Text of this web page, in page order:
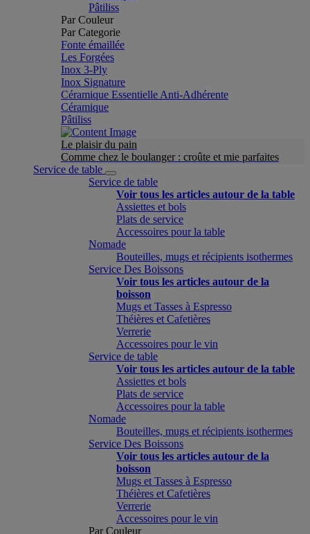
Pâtiliss
Par Couleur
Par Categorie
Fonte émaillée
Les Forgées
Inox 3-Ply
Inox Signature
Céramique Essentielle Anti-Adhérente
Céramique
Pâtiliss
Le plaisir du pain
Comme chez le boulanger : croûte et mie parfaites
Service de table
Service de table
Voir tous les articles autour de la table
Assiettes et bols
Plats de service
Accessoires pour la table
Nomade
Bouteilles, mugs et récipients isothermes
Service Des Boissons
Voir tous les articles autour de la
boisson
Mugs et Tasses à Espresso
Théières et Cafetières
Verrerie
Accessoires pour le vin
Service de table
Voir tous les articles autour de la table
Assiettes et bols
Plats de service
Accessoires pour la table
Nomade
Bouteilles, mugs et récipients isothermes
Service Des Boissons
Voir tous les articles autour de la
boisson
Mugs et Tasses à Espresso
Théières et Cafetières
Verrerie
Accessoires pour le vin
Par Couleur